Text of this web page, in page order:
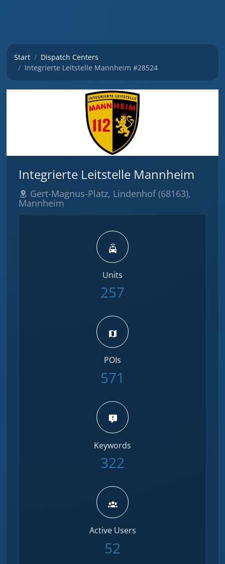
Start
Dispatch Centers
Integrierte Leitstelle Mannheim #28524
Integrierte Leitstelle Mannheim
Gert-Magnus-Platz, Lindenhof (68163),
Mannheim
Units
257
POIs
571
Keywords
322
Active Users
52